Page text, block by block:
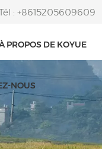
: +8615205609609
PROPOS DE KOYUE
NOUS